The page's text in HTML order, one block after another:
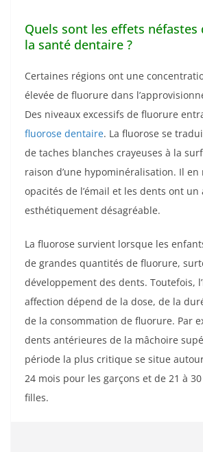
Quels sont les effets
la santé dentaire ?
Certaines régions ont une
élevée de fluorure dans
Des niveaux excessifs de fluorure
fluorose dentaire. La fluorose se
de taches blanches crayeuses à la
raison d’une hypominéralisation. Il en
opacités de l’émail et les dents ont un
esthétiquement désagréable.
La fluorose survient lorsque les
de grandes quantités de fluorure,
développement des dents. Toutefois,
affection dépend de la dose, de la
de la consommation de fluorure. Par
dents antérieures de la mâchoire
période la plus critique se situe autour
24 mois pour les garçons et de 21 à
filles.